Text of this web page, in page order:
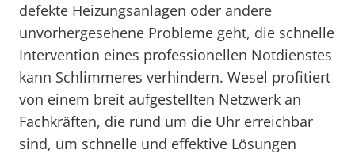
defekte Heizungsanlagen oder andere
unvorhergesehene Probleme geht, die schnelle
Intervention eines professionellen Notdienstes
kann Schlimmeres verhindern. Wesel profitiert
von einem breit aufgestellten Netzwerk an
Fachkräften, die rund um die Uhr erreichbar
sind, um schnelle und effektive Lösungen